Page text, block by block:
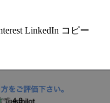
LinkedIn コピー